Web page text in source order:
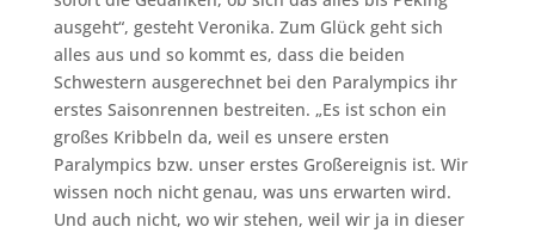
ausgeht“, gesteht Veronika. Zum Glück geht sich
alles aus und so kommt es, dass die beiden
Schwestern ausgerechnet bei den Paralympics ihr
erstes Saisonrennen bestreiten. „Es ist schon ein
großes Kribbeln da, weil es unsere ersten
Paralympics bzw. unser erstes Großereignis ist. Wir
wissen noch nicht genau, was uns erwarten wird.
Und auch nicht, wo wir stehen, weil wir ja in dieser